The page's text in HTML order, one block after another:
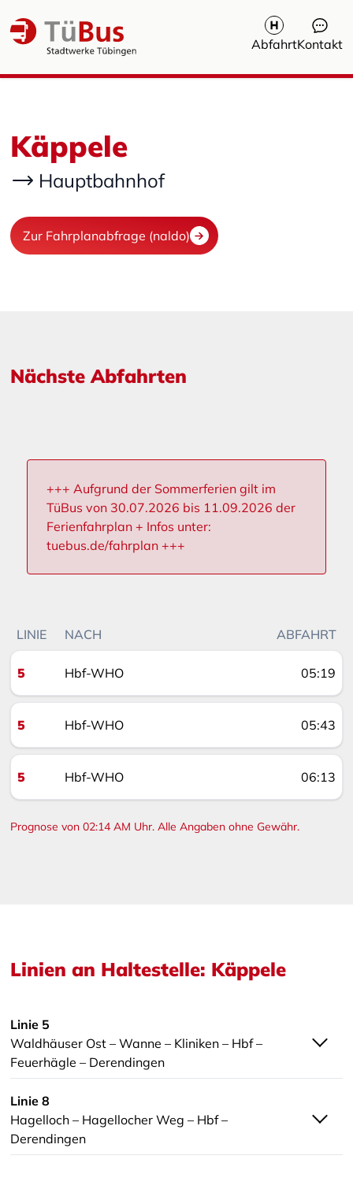
AbfahrtKontakt
Käppele
Hauptbahnhof
Zur Fahrplanabfrage (naldo)
Nächste Abfahrten
+++ Aufgrund der Sommerferien gilt im
TüBus von 30.07.2026 bis 11.09.2026 der
Ferienfahrplan + Infos unter:
tuebus.de/fahrplan +++
LINIE NACH ABFAHRT
5 Hbf-WHO 05:19
5 Hbf-WHO 05:43
5 Hbf-WHO 06:13
Prognose von 02:14 AM Uhr. Alle Angaben ohne Gewähr.
Linien an Haltestelle: Käppele
Linie 5
Waldhäuser Ost – Wanne – Kliniken – Hbf –
Feuerhägle – Derendingen
Linie 8
Hagelloch – Hagellocher Weg – Hbf –
Derendingen